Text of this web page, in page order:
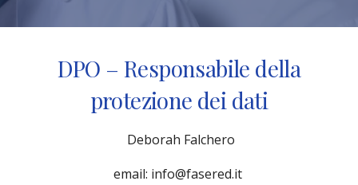
DPO – Responsabile della
protezione dei dati
Deborah Falchero
email: info@fasered.it